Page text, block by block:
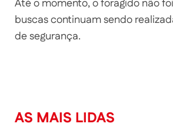
Até o momento, o foragido não
buscas continuam sendo
de segurança.
AS MAIS LIDAS